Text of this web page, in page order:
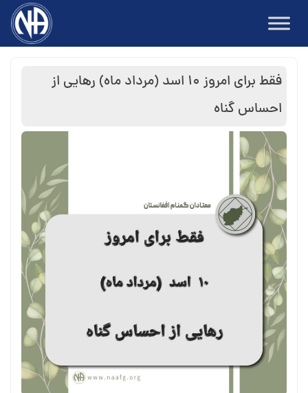
content
فقط برای امروز ۱۰ اسد (مرداد ماه) رهایی از
احساس گناه